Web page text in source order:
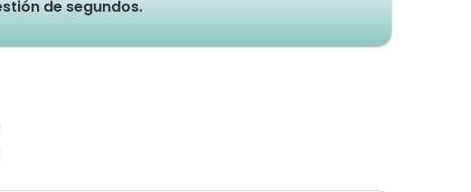
de segundos.